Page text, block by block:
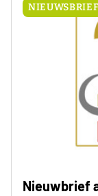
NIEUWSBRIEF
Nieuwbrief